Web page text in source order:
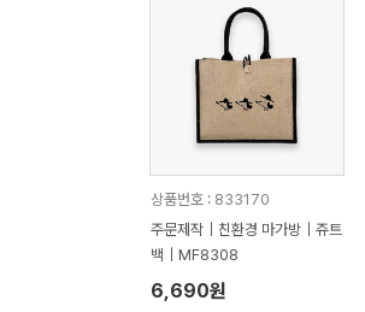
상품번호 : 833170
주문제작｜친환경 마가방｜쥬트
백｜MF8308
6,690원